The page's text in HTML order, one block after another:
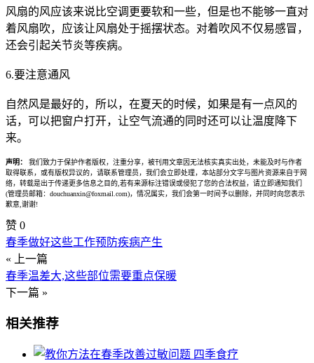
风扇的风应该来说比空调更要软和一些，但是也不能够一直对
着风扇吹，应该让风扇处于摇摆状态。对着吹风不仅易感冒，
还会引起关节炎等疾病。
6.要注意通风
自然风是最好的，所以，在夏天的时候，如果是有一点风的
话，可以把窗户打开，让空气流通的同时还可以让温度降下
来。
声明：
我们致力于保护作者版权，注重分享，被刊用文章因无法核实真实出处，未能及时与作者
取得联系，或有版权异议的，请联系管理员，我们会立即处理，本站部分文字与图片资源来自于网
络，转载是出于传递更多信息之目的,若有来源标注错误或侵犯了您的合法权益，请立即通知我们
(管理员邮箱：douchuanxin@foxmail.com)，情况属实，我们会第一时间予以删除，并同时向您表示
歉意,谢谢!
赞 0
春季做好这些工作预防疾病产生
« 上一篇
春季温差大,这些部位需要重点保暖
下一篇 »
相关推荐
四季食疗